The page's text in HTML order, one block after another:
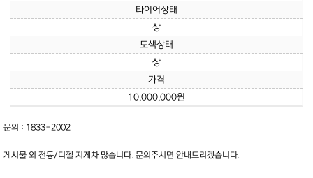
타이어상태
상
도색상태
상
가격
10,000,000원
문의 : 1833-2002
게시물 외 전동/디젤 지게차 많습니다. 문의주시면 안내드리겠습니다.